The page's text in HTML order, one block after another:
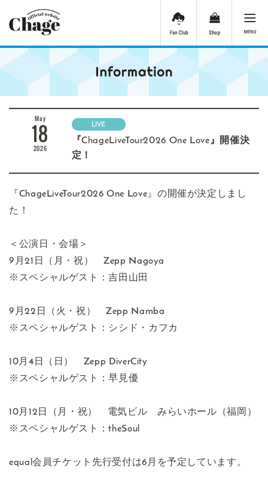
May
18
2026
LIVE
『ChageLiveTour2026 One Love』開催決
定！
『ChageLiveTour2026 One Love』の開催が決定しまし
た！
＜公演日・会場＞
9月21日（月・祝） Zepp Nagoya
※スペシャルゲスト：吉田山田
9月22日（火・祝） Zepp Namba
※スペシャルゲスト：シシド・カフカ
10月4日（日） Zepp DiverCity
※スペシャルゲスト：早見優
10月12日（月・祝） 電気ビル みらいホール（福岡）
※スペシャルゲスト：theSoul
equal会員チケット先行受付は6月を予定しています。